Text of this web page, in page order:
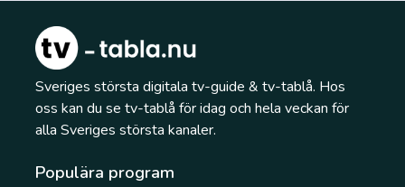
Sveriges största digitala tv-guide & tv-tablå. Hos
oss kan du se tv-tablå för idag och hela veckan för
alla Sveriges största kanaler.
Populära program